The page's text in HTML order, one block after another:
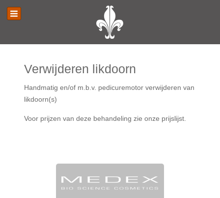
Verwijderen likdoorn
Handmatig en/of m.b.v. pedicuremotor verwijderen van
likdoorn(s)
Voor prijzen van deze behandeling zie onze prijslijst.